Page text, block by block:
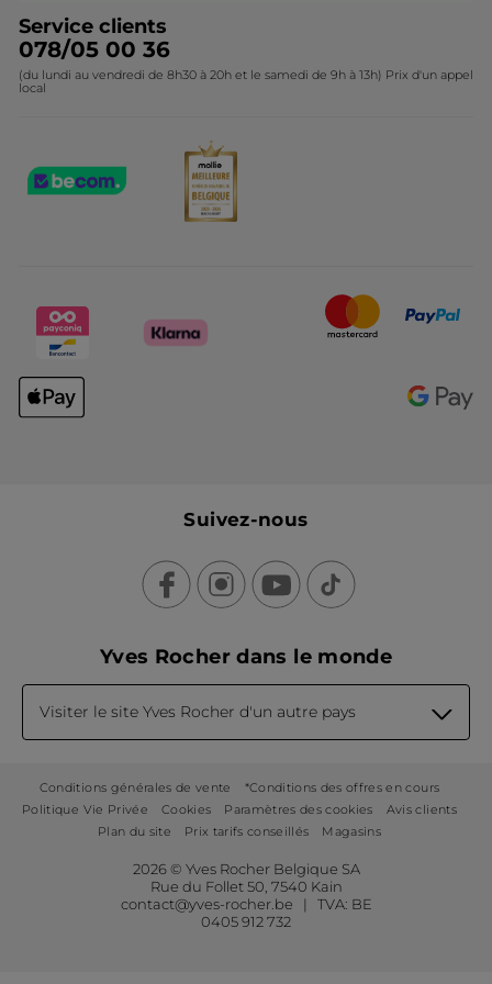
Service clients
078/05 00 36
(du lundi au vendredi de 8h30 à 20h et le samedi de 9h à 13h) Prix d'un appel
local
Suivez-nous
Yves Rocher dans le monde
Visiter le site Yves Rocher d'un autre pays
Conditions générales de vente
*Conditions des offres en cours
Politique Vie Privée
Cookies Paramètres des cookies
Avis clients
Plan du site
Prix tarifs conseillés Magasins
2026 © Yves Rocher Belgique SA
Rue du Follet 50, 7540 Kain
contact@yves-rocher.be | TVA: BE
0405 912 732